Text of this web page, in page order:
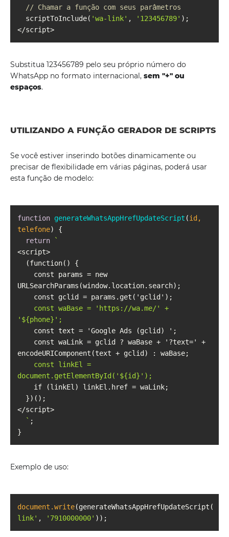
// Chamar a função com seus parâmetros
  scriptToInclude(
'wa-link' , '123456789'
Substitua 123456789 pelo seu próprio número do
WhatsApp no ​​formato internacional, sem "+" ou
espaços.
UTILIZANDO A FUNÇÃO GERADOR DE SCRIPTS
Se você estiver inserindo botões dinamicamente ou
precisar de flexibilidade em várias páginas, poderá usar
esta função de modelo:
function generateWhatsAppHrefUpdateScript (id,
telefone)
return
' ${phone}
document.getElementById(' ${id}
  `
Exemplo de uso:
document.write(generateWhatsAppHrefUpdateScript(
link' , '7910000000'